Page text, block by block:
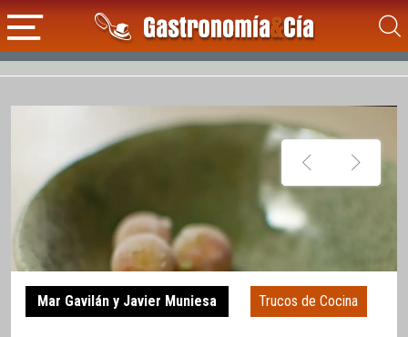
Mar Gavilán y Javier Muniesa Trucos de Cocina